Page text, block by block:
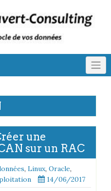
une
sur un RAC
, Linux, Oracle,
14/06/2017